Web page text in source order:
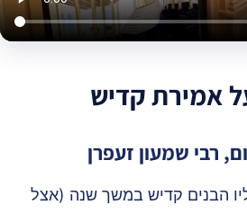
אמירת קדיש
רבי שמעון זעפרן
הבנים קדיש במשך שנה (אצל